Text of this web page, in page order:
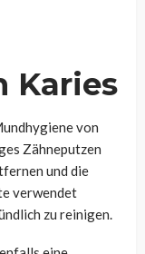
Karies
von
Zähneputzen
und die
verwendet
zu reinigen.